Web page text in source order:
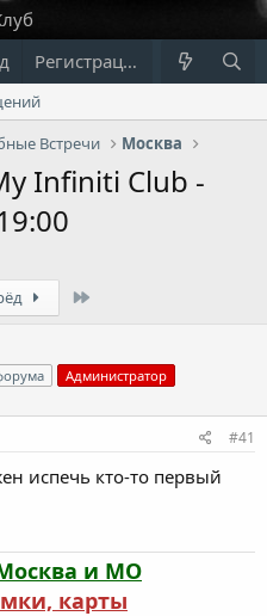
нового? Регистрация
Встречи Москва
Infiniti Club -
Администратор
#41
испечь кто-то первый
и МО
карты